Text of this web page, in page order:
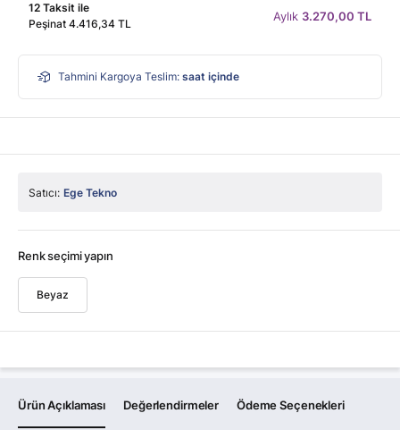
12 Taksit ile
Peşinat 4.416,34 TL
Aylık 3.270,00 TL
Tahmini Kargoya Teslim: saat içinde
Satıcı: Ege Tekno
Renk seçimi yapın
Beyaz
Ürün Açıklaması Değerlendirmeler Ödeme Seçenekleri